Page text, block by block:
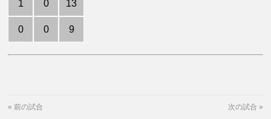
1
0
0
0
13
9
«前の試合 次の試合 »